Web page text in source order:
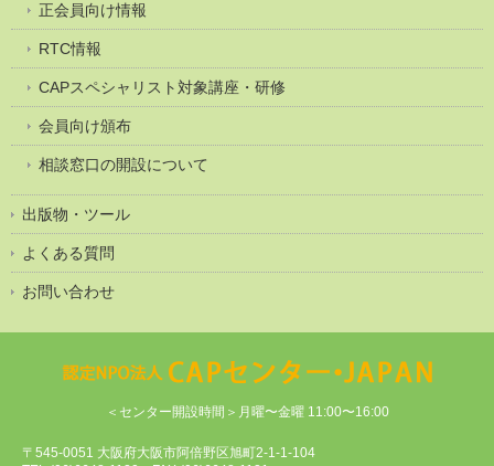
正会員向け情報
RTC情報
CAPスペシャリスト対象講座・研修
会員向け頒布
相談窓口の開設について
出版物・ツール
よくある質問
お問い合わせ
＜センター開設時間＞月曜〜金曜 11:00〜16:00
〒545-0051 大阪府大阪市阿倍野区旭町2-1-1-104